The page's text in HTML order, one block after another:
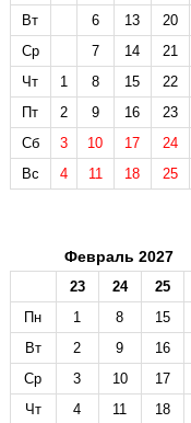
Вт
6 13
20
Ср
7 14
21
Чт
1 8 15
22
Пт
2 9 16
23
Сб
3 10 17
24
Вс
4 11 18 25
Февраль 2027
23 24
25
Пн
1 8
15
Вт
2 9
16
Ср
3 10
17
Чт
4 11
18